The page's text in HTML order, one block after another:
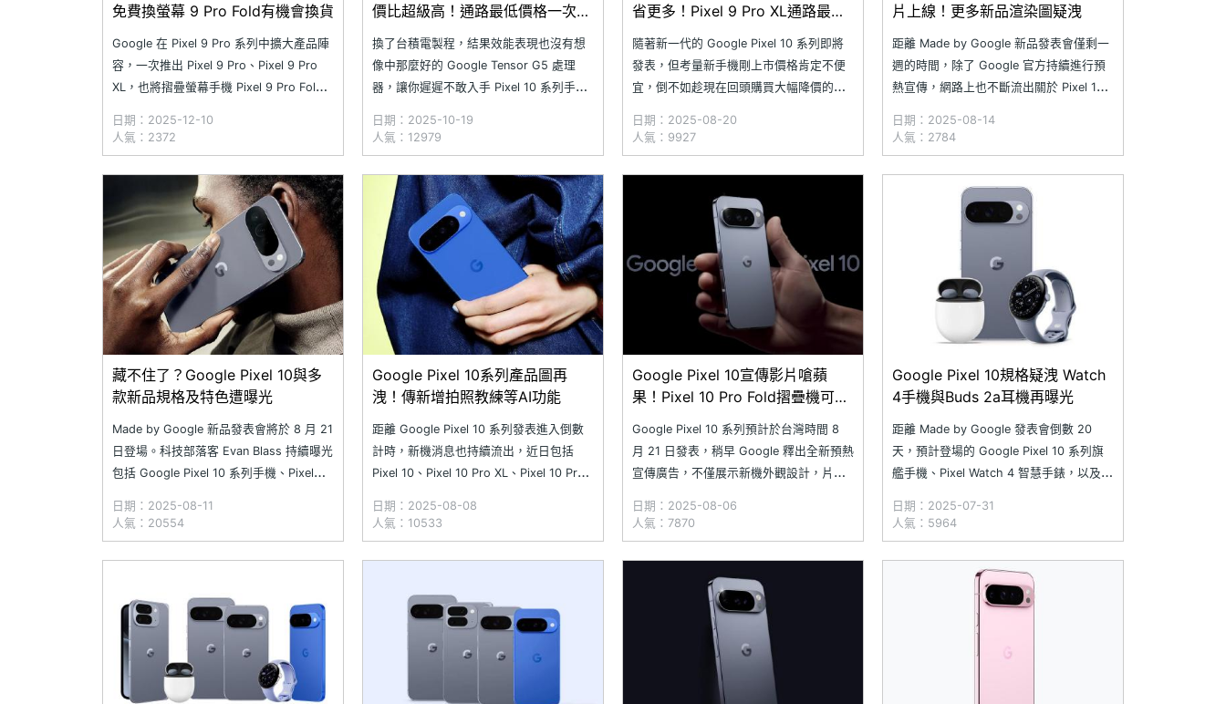
免費換螢幕 9 Pro Fold有機會換貨
Google 在 Pixel 9 Pro 系列中擴大產品陣
容，一次推出 Pixel 9 Pro、Pixel 9 Pro
XL，也將摺疊螢幕手機 Pixel 9 Pro Fold
Pro 與 Pixel 9 Pro XL 出現顯示問題，將
提供「免費
日期：2025-12-10
人氣：2372
價比超級高！通路最低價格一次看
換了台積電製程，結果效能表現也沒有想
像中那麼好的 Google Tensor G5 處理
器，讓你遲遲不敢入手 Pixel 10 系列手機
Google Pixel 9 Pro XL！這款手機的效能
表現、硬體規格與新款差異不大，但價格
卻便宜非常多，很適合在意性價比的用戶
日期：2025-10-19
人氣：12979
省更多！Pixel 9 Pro XL通路最低
隨著新一代的 Google Pixel 10 系列即將
發表，但考量新手機剛上市價格肯定不便
宜，倒不如趁現在回頭購買大幅降價的
Pixel 9 Pro XL 擁有 6.8 吋 Super Actua
大螢幕，搭載 Tensor G4 處理器、16GB
日期：2025-08-20
人氣：9927
片上線！更多新品渲染圖疑洩
距離 Made by Google 新品發表會僅剩一
週的時間，除了 Google 官方持續進行預
熱宣傳，網路上也不斷流出關於 Pixel 10
出即將發表的新一代摺疊螢幕手機 Pixel
10 Pro Fold 宣傳影片，同時揭露部分外觀
設計；此外，多個來
日期：2025-08-14
人氣：2784
藏不住了？Google Pixel 10與多
款新品規格及特色遭曝光
Made by Google 新品發表會將於 8 月 21
日登場。科技部落客 Evan Blass 持續曝光
包括 Google Pixel 10 系列手機、Pixel
訊，這次不只釋出與現有產品的規格對
比，還揭示多項產品亮點；網路上也流傳
疑似 Pixel
日期：2025-08-11
人氣：20554
Google Pixel 10系列產品圖再
洩！傳新增拍照教練等AI功能
距離 Google Pixel 10 系列發表進入倒數
計時，新機消息也持續流出，近日包括
Pixel 10、Pixel 10 Pro XL、Pixel 10 Pro
Pixel Watch 4 智慧手錶的重點規格表皆已
曝光。此外，有消息指出，Google Pi
日期：2025-08-08
人氣：10533
Google Pixel 10宣傳影片嗆蘋
果！Pixel 10 Pro Fold摺疊機可能
Google Pixel 10 系列預計於台灣時間 8
月 21 日發表，稍早 Google 釋出全新預熱
宣傳廣告，不僅展示新機外觀設計，片中
Intelligence 功能。雖然 Google Pixel 10
系列即將推出，但有消息指出，Pixel 10
Pro
日期：2025-08-06
人氣：7870
Google Pixel 10規格疑洩 Watch
4手機與Buds 2a耳機再曝光
距離 Made by Google 發表會倒數 20
天，預計登場的 Google Pixel 10 系列旗
艦手機、Pixel Watch 4 智慧手錶，以及
相關資訊持續在網路流出。近日，科技部
落客 Evan Blass 再度公開 Google
日期：2025-07-31
人氣：5964